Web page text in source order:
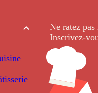
Ne ratez
Inscrivez-